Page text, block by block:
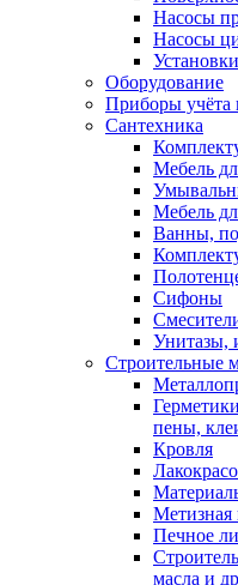
Насосы
Насосы
Оборудование
Приборы
Сантехника
Мебель
Мебель
Ванны,
Сифоны
Унитазы,
Строительные
пены,
Кровля
Метизная
Печное
масла и